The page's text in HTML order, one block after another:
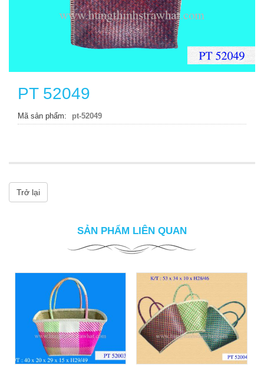
PT 52049
Mã sản phẩm pt-52049
Trở lại
SẢN PHẨM LIÊN QUAN